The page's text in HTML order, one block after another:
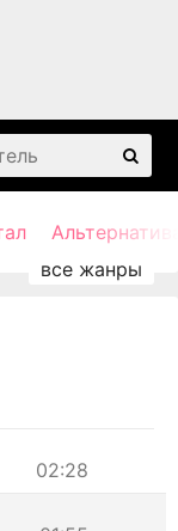
02:28